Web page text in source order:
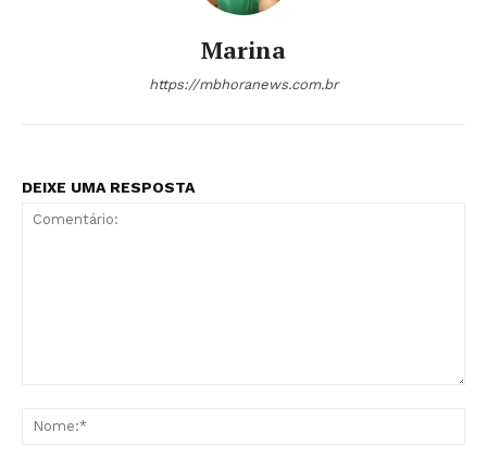
Marina
https://mbhoranews.com.br
DEIXE UMA RESPOSTA